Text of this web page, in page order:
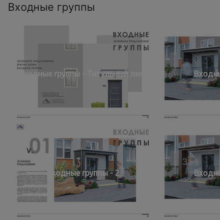
Входные группы
Входные группы - Титульный лист
Входные группы - 2